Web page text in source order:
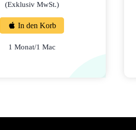
(Exklusiv MwSt.)
In den Korb
1 Monat/1 Mac